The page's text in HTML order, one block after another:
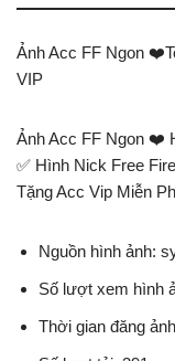
Ảnh Acc FF Ngon
VIP
Ảnh Acc FF Ngon ❤️
✅ Hình Nick Free
Tặng Acc Vip Miễn
Nguồn hình ảnh:
Số lượt xem hình
Thời gian đăng